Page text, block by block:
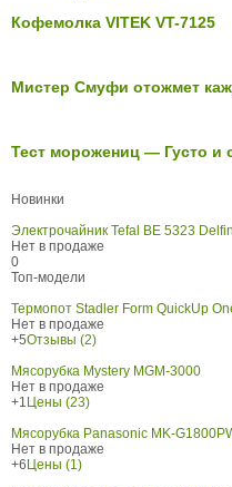
Кофемолка VITEK VT-7125
Мистер Смуфи отожмет
Тест морожениц — Густо и
Новинки
Электрочайник Tefal BE 5323
Нет в продаже
0
Топ-модели
Термопот Stadler Form QuickUp
Нет в продаже
+5Отзывы (2)
Мясорубка Mystery MGM-3000
Нет в продаже
+1 Цены (23)
Мясорубка Panasonic MK-
Нет в продаже
+6 Цены (1)